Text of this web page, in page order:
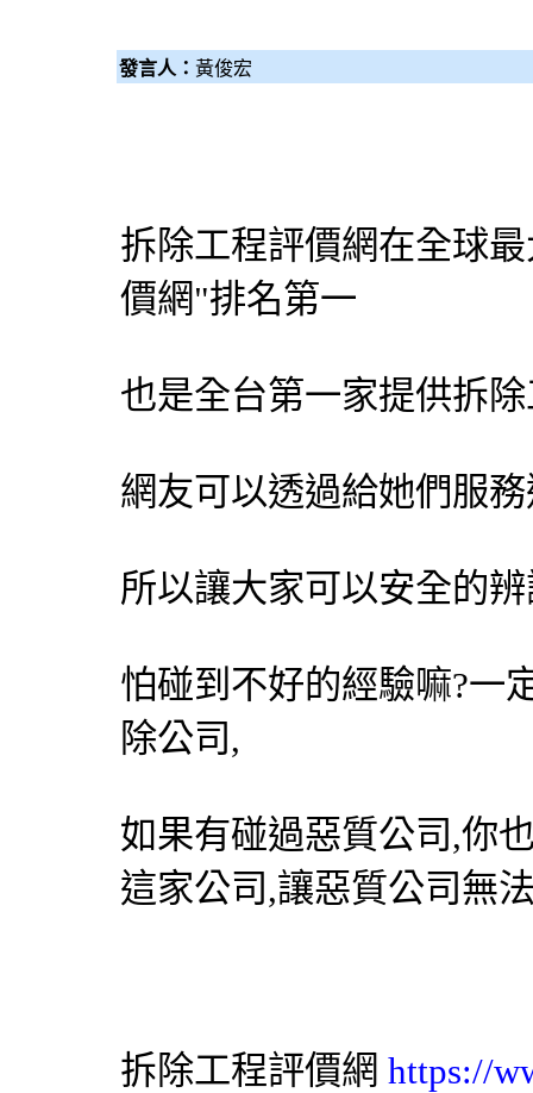
發言人： 黃俊宏
拆除工程評價網在全球
價網"排名第一
也是全台第一家提供拆
網友可以透過給她們服
所以讓大家可以安全的
怕碰到不好的經驗嘛?一
除公司,
如果有碰過惡質公司,你
這家公司,讓惡質公司無
拆除工程評價網 https://